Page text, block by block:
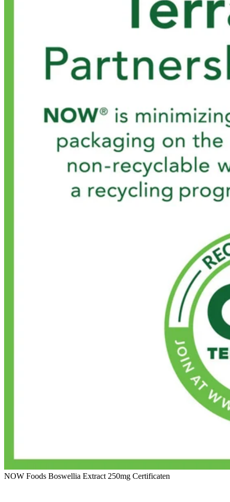
NOW Foods Boswellia Extract 250mg Certificaten